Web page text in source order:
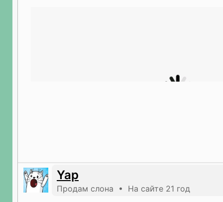
Yap
Продам слона • На сайте 21 год